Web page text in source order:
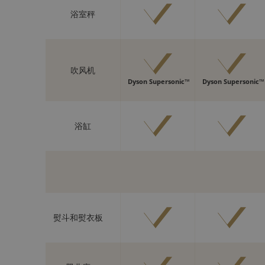
浴室秤
吹风机
Dyson Supersonic™ Dyson Supersonic™
浴缸
熨斗和熨衣板